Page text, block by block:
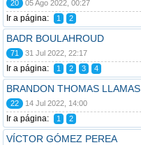
20 05 Ago 2022, 00:27
Ir a página: 1 2
BADR BOULAHROUD
71 31 Jul 2022, 22:17
Ir a página: 1 2 3 4
BRANDON THOMAS LLAMAS
22 14 Jul 2022, 14:00
Ir a página: 1 2
VÍCTOR GÓMEZ PEREA